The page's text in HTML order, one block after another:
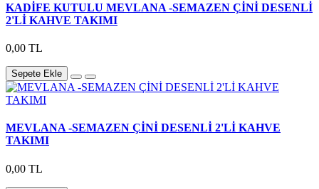
KADİFE KUTULU MEVLANA -SEMAZEN ÇİNİ DESENLİ
2'Lİ KAHVE TAKIMI
0,00 TL
Sepete Ekle
MEVLANA -SEMAZEN ÇİNİ DESENLİ 2'Lİ KAHVE
TAKIMI
0,00 TL